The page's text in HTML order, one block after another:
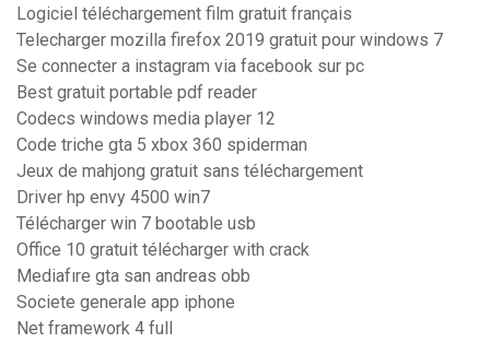
Logiciel téléchargement film gratuit français
Telecharger mozilla firefox 2019 gratuit pour windows 7
Se connecter a instagram via facebook sur pc
Best gratuit portable pdf reader
Codecs windows media player 12
Code triche gta 5 xbox 360 spiderman
Jeux de mahjong gratuit sans téléchargement
Driver hp envy 4500 win7
Télécharger win 7 bootable usb
Office 10 gratuit télécharger with crack
Mediafıre gta san andreas obb
Societe generale app iphone
Net framework 4 full